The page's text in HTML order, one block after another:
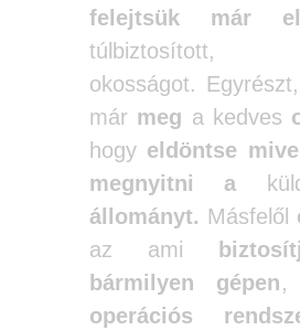
felejtsük már el
túlbiztosított,
okosságot. Egyrészt,
már meg a kedves
hogy eldöntse
megnyitni a
állományt. Másfelől
az ami
bármilyen gépen,
operációs